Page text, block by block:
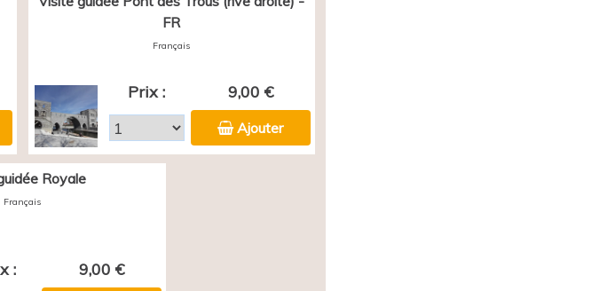
FR
Français
Prix : 9,00 €
Ajouter
Royale
Français
: 9,00 €